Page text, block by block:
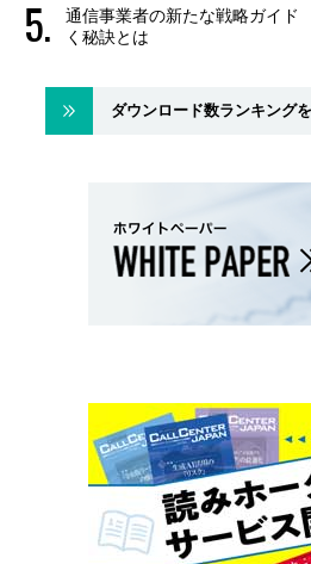
通信事業者の新たな戦略ガイ
く秘訣とは
ダウンロード数ランキング